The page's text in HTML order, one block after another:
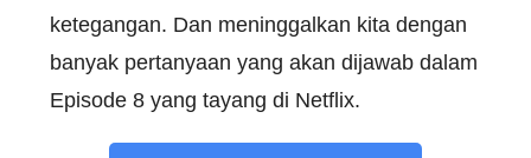
ketegangan. Dan meninggalkan kita dengan
banyak pertanyaan yang akan dijawab dalam
Episode 8 yang tayang di Netflix.